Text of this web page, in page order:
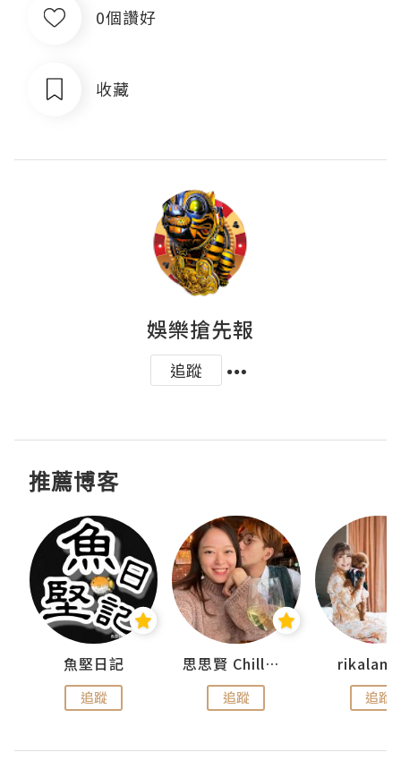
0個讚好
收藏
娛樂搶先報
追蹤
推薦博客
魚堅日記
追蹤
思思賢 ChillMyBabe
追蹤 追蹤